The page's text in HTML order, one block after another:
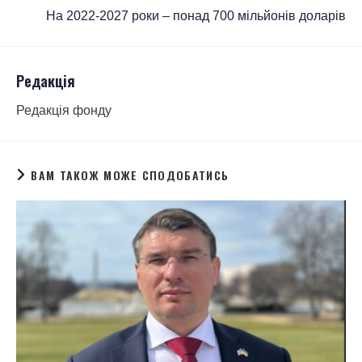
На 2022-2027 роки – понад 700 мільйонів доларів
Редакція
Редакція фонду
ВАМ ТАКОЖ МОЖЕ СПОДОБАТИСЬ